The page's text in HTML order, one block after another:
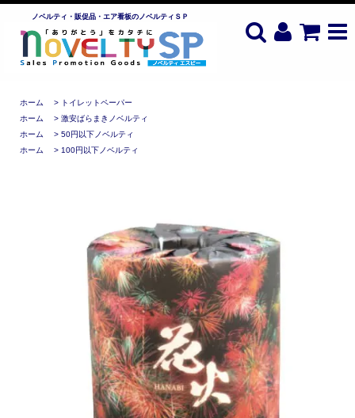
ノベルティ・販促品・エア看板のノベルティＳＰ
ホーム >
トイレットペーパー
ホーム
> 激安ばらまきノベルティ
ホーム
> 50円以下ノベルティ
ホーム
> 100円以下ノベルティ